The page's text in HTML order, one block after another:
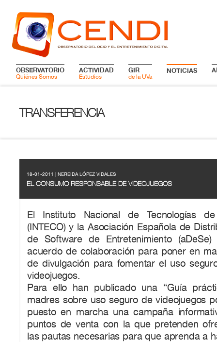
OBSERVATORIO
Quiénes Somos
ACTIVIDAD
Estudios
GIR
de la UVa
NOTICIAS
TRANSFERENCIA
18-01-2011 | NEREIDA LÓPEZ VIDALES
EL CONSUMO RESPONSABLE DE VIDEOJUEGOS
El Instituto Nacional de Tecnologías
(INTECO) y la Asociación Española de
de Software de Entretenimiento
acuerdo de colaboración para poner en
de divulgación para fomentar el uso
videojuegos.
Para ello han publicado una “Guía
madres sobre uso seguro de videojuegos
puesto en marcha una campaña
puntos de venta con la que pretenden
las pautas necesarias para que aprenda a